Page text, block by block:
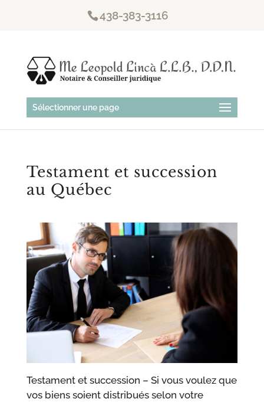
438-383-3116
Sélectionner une page
Testament et succession
au Québec
Testament et succession – Si vous voulez que
vos biens soient distribués selon votre